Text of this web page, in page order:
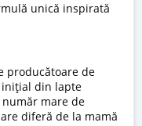
unică inspirată
producătoare de
inițial din lapte
mare de
diferă de la mamă